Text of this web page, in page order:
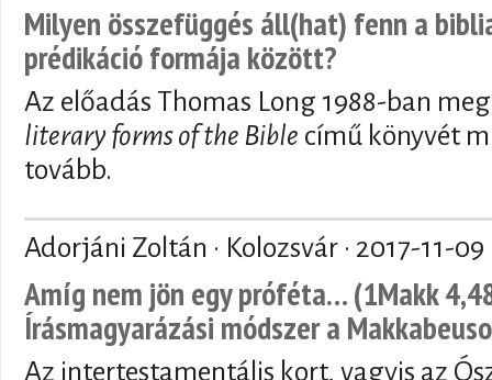
Milyen összefüggés áll(hat) fenn a
prédikáció formája között?
Az előadás Thomas Long 1988-ban
literary forms of the Bible című könyvét
tovább.
Adorjáni Zoltán · Kolozsvár · 2017-11-09
Amíg nem jön egy próféta… (1Makk
Írásmagyarázási módszer a
Az intertestamentális kort, vagyis az